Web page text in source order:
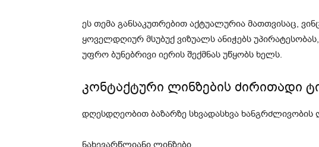
ეს თემა განსაკუთრებით აქტუალურია მათთვისაც,
ყოველდღიურ მსუბუქ ვიზუალს ანიჭებს
უფრო ბუნებრივი იერის შექმნას უწყობს ხელს.
კონტაქტური ლინზების ძირითადი
დღესდღეობით ბაზარზე სხვადასხვა ხანგრძლივობის